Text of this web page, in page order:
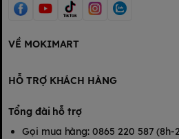
VỀ MOKIMART
HỖ TRỢ KHÁCH HÀNG
Tổng đài hỗ trợ
Gọi mua hàng: 0865 220 587 (8h-